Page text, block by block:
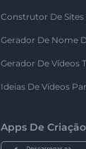
Construtor De
Gerador De Nome
Gerador De Vídeos
Ideias De Vídeos
Apps De